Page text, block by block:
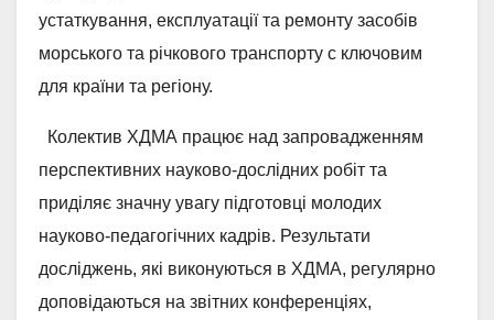
устаткування, експлуатації та ремонту засобів
морського та річкового транспорту с ключовим
для країни та регіону.
Колектив ХДМА працює над запровадженням
перспективних науково-дослідних робіт та
приділяє значну увагу підготовці молодих
науково-педагогічних кадрів. Результати
досліджень, які виконуються в ХДМА, регулярно
доповідаються на звітних конференціях,